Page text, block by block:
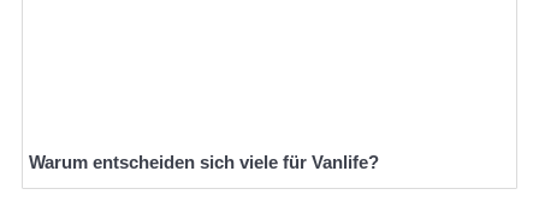
Warum entscheiden sich viele für Vanlife?